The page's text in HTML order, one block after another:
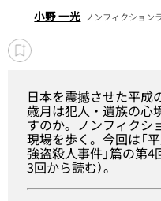
小野 一光 ノンフィクション
日本を震撼させた平成
歳月は犯人・遺族の心
すのか。ノンフィクシ
現場を歩く。今回は「
強盗殺人事件」篇の第4
3回から読む）。